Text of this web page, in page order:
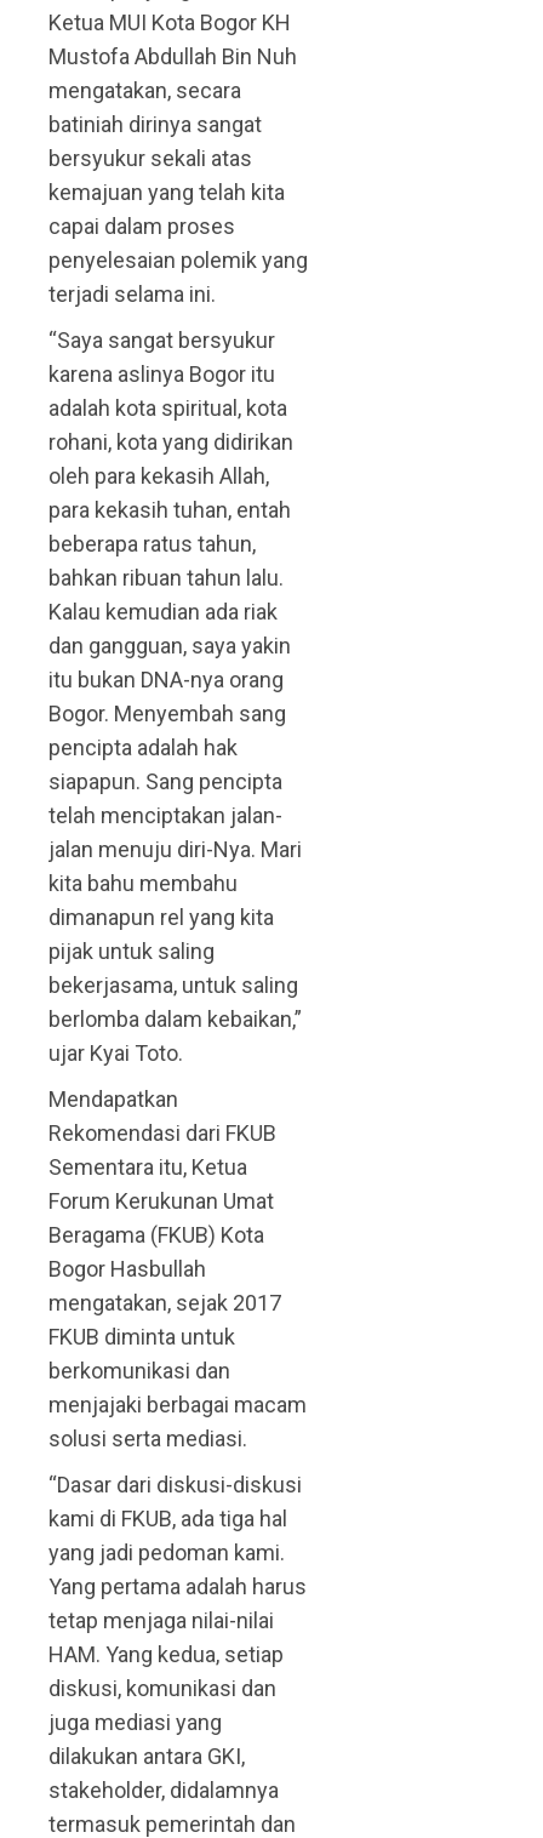
Ketua MUI Kota Bogor KH
Mustofa Abdullah Bin Nuh
mengatakan, secara
batiniah dirinya sangat
bersyukur sekali atas
kemajuan yang telah kita
capai dalam proses
penyelesaian polemik yang
terjadi selama ini.
“Saya sangat bersyukur
karena aslinya Bogor itu
adalah kota spiritual, kota
rohani, kota yang didirikan
oleh para kekasih Allah,
para kekasih tuhan, entah
beberapa ratus tahun,
bahkan ribuan tahun lalu.
Kalau kemudian ada riak
dan gangguan, saya yakin
itu bukan DNA-nya orang
Bogor. Menyembah sang
pencipta adalah hak
siapapun. Sang pencipta
telah menciptakan jalan-
jalan menuju diri-Nya. Mari
kita bahu membahu
dimanapun rel yang kita
pijak untuk saling
bekerjasama, untuk saling
berlomba dalam kebaikan,”
ujar Kyai Toto.
Mendapatkan
Rekomendasi dari FKUB
Sementara itu, Ketua
Forum Kerukunan Umat
Beragama (FKUB) Kota
Bogor Hasbullah
mengatakan, sejak 2017
FKUB diminta untuk
berkomunikasi dan
menjajaki berbagai macam
solusi serta mediasi.
“Dasar dari diskusi-diskusi
kami di FKUB, ada tiga hal
yang jadi pedoman kami.
Yang pertama adalah harus
tetap menjaga nilai-nilai
HAM. Yang kedua, setiap
diskusi, komunikasi dan
juga mediasi yang
dilakukan antara GKI,
stakeholder, didalamnya
termasuk pemerintah dan